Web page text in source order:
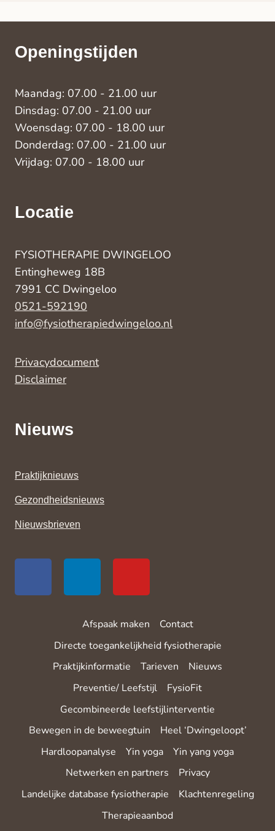
Openingstijden
Maandag: 07.00 - 21.00 uur
Dinsdag: 07.00 - 21.00 uur
Woensdag: 07.00 - 18.00 uur
Donderdag: 07.00 - 21.00 uur
Vrijdag: 07.00 - 18.00 uur
Locatie
FYSIOTHERAPIE DWINGELOO
Entingheweg 18B
7991 CC Dwingeloo
0521-592190
info@fysiotherapiedwingeloo.nl
Privacydocument
Disclaimer
Nieuws
Praktijknieuws
Gezondheidsnieuws
Nieuwsbrieven
Afspaak maken
Contact
Directe toegankelijkheid fysiotherapie
Praktijkinformatie
Tarieven
Nieuws
Preventie/ Leefstijl
FysioFit
Gecombineerde leefstijlinterventie
Bewegen in de beweegtuin
Heel ‘Dwingeloopt’
Hardloopanalyse
Yin yoga
Yin yang yoga
Netwerken en partners
Privacy
Landelijke database fysiotherapie
Klachtenregeling
Therapieaanbod